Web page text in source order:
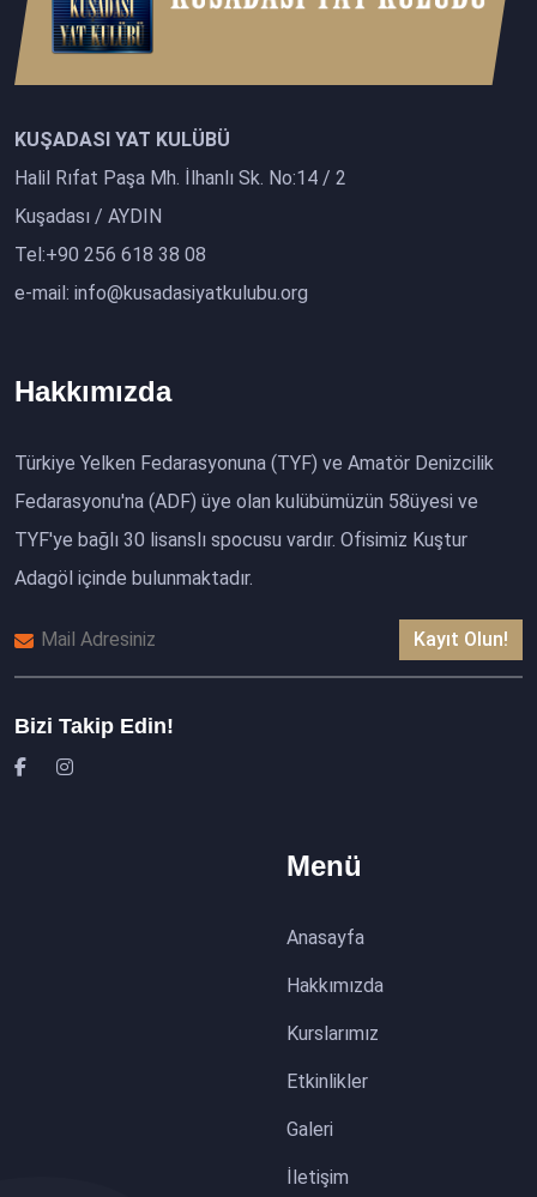
KUŞADASI YAT KULÜBÜ
Halil Rıfat Paşa Mh. İlhanlı Sk. No:14 / 2
Kuşadası / AYDIN
Tel:+90 256 618 38 08
e-mail: info@kusadasiyatkulubu.org
Hakkımızda
Türkiye Yelken Fedarasyonuna (TYF) ve Amatör Denizcilik
Fedarasyonu'na (ADF) üye olan kulübümüzün 58üyesi ve
TYF'ye bağlı 30 lisanslı spocusu vardır. Ofisimiz Kuştur
Adagöl içinde bulunmaktadır.
Kayıt Olun!
Bizi Takip Edin!
Menü
Anasayfa
Hakkımızda
Kurslarımız
Etkinlikler
Galeri
İletişim